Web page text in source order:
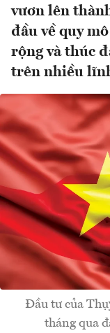
vươn lên
đầu về quy
rộng và thúc
trên nhiều
Đầu tư của
tháng qua